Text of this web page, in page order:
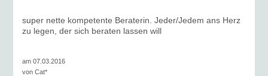
super nette kompetente Beraterin. Jeder/Jedem ans Herz
zu legen, der sich beraten lassen will
am 07.03.2016
vonCat*